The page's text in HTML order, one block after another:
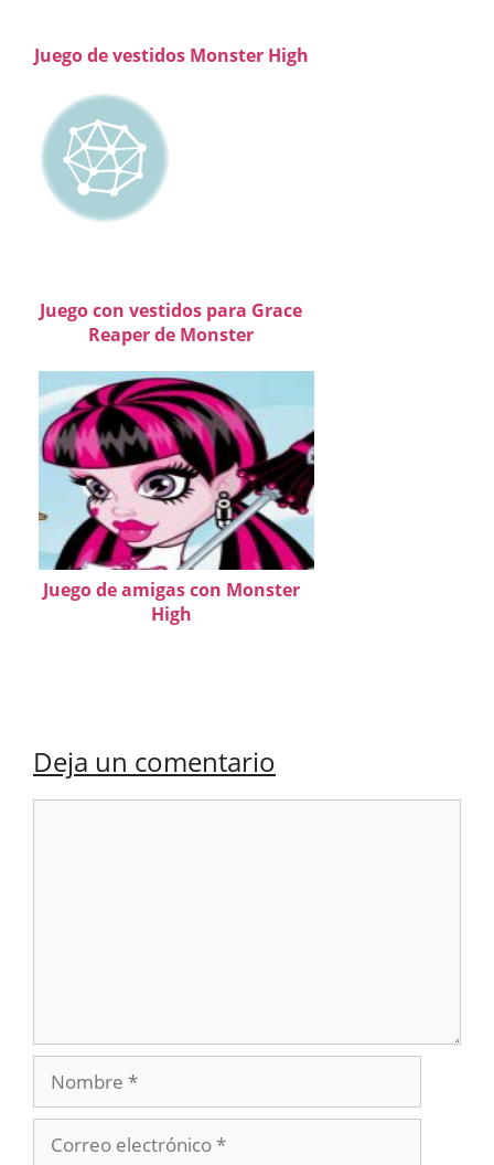
Juego de vestidos Monster High
Juego con vestidos para Grace
Reaper de Monster
Juego de amigas con Monster
High
Deja un comentario
Nombre
electrónico